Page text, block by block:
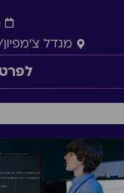
מגדל